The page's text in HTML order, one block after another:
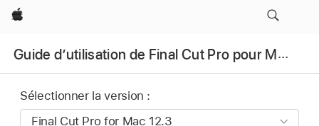
Apple
Guide d’utilisation de Final Cut Pro pour Mac
Sélectionner la version :